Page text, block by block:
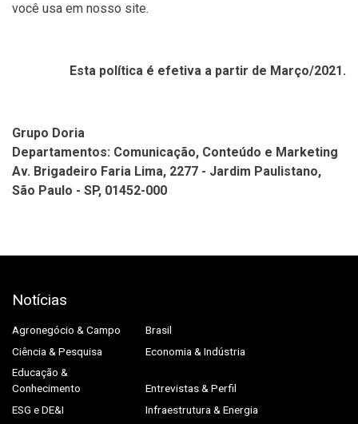
você usa em nosso site.
Esta política é efetiva a partir de Março/2021.
Grupo Doria
Departamentos: Comunicação, Conteúdo e Marketing
Av. Brigadeiro Faria Lima, 2277 - Jardim Paulistano,
São Paulo - SP, 01452-000
Notícias
Agronegócio & Campo
Brasil
Ciência & Pesquisa
Economia & Indústria
Educação &
Conhecimento
Entrevistas & Perfil
ESG e DE&I
Infraestrutura & Energia